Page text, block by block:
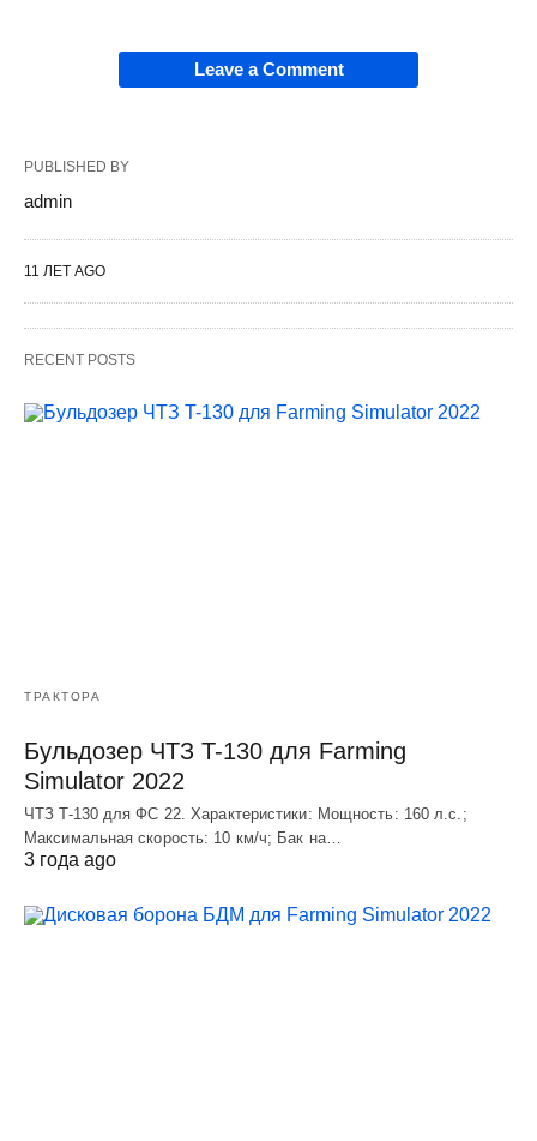
Leave a Comment
PUBLISHED BY
admin
11 ЛЕТ AGO
RECENT POSTS
ТРАКТОРА
Бульдозер ЧТЗ T-130 для Farming
Simulator 2022
ЧТЗ T-130 для ФС 22. Характеристики: Мощноcть: 160 л.c.;
Макcимальная cкороcть: 10 км/ч; Бак на…
3 года ago